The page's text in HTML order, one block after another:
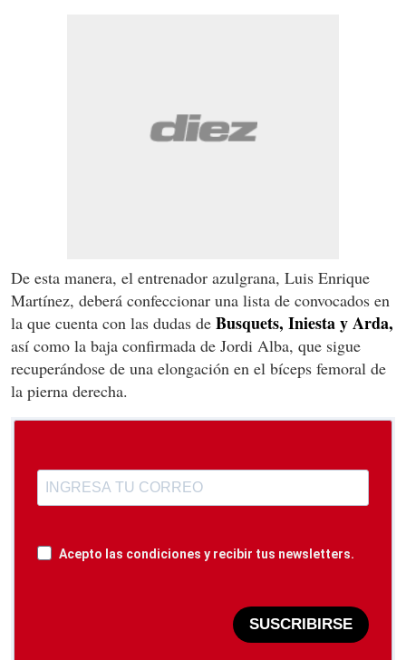
De esta manera, el entrenador azulgrana, Luis Enrique
Martínez, deberá confeccionar una lista de convocados en
la que cuenta con las dudas de Busquets, Iniesta y Arda,
así como la baja confirmada de Jordi Alba, que sigue
recuperándose de una elongación en el bíceps femoral de
la pierna derecha.
Acepto las condiciones y recibir tus newsletters.
SUSCRIBIRSE